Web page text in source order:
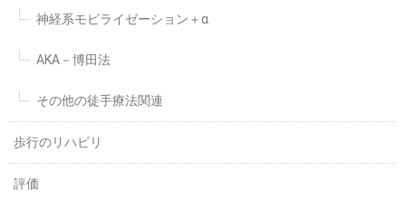
神経系モビライゼーション＋α
AKA－博田法
その他の徒手療法関連
歩行のリハビリ
評価